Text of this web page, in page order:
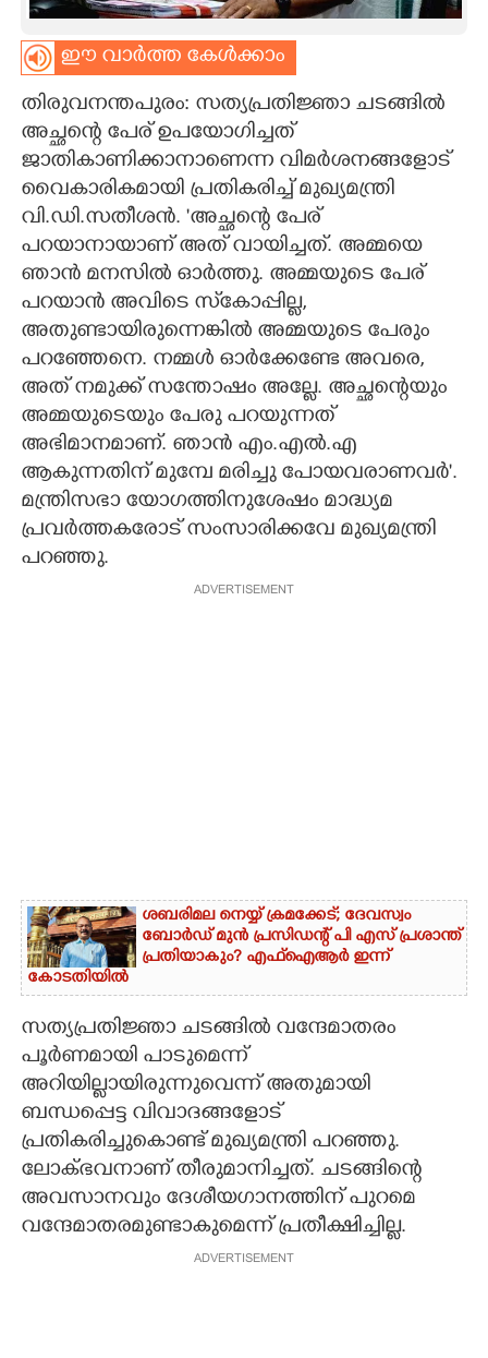
LITERATURE
ZOOM
CONTACT US
ഈ വാർത്ത കേൾക്കാം
തിരുവനന്തപുരം: സത്യപ്രതിജ്ഞാ ചടങ്ങിൽ
അച്ഛന്റെ പേര് ഉപയോഗിച്ചത്
ജാതികാണിക്കാനാണെന്ന വിമർശനങ്ങളോട്
വൈകാരികമായി പ്രതികരിച്ച് മുഖ്യമന്ത്രി
വി.ഡി.സതീശൻ. "അച്ഛന്റെ പേര്
പറയാനായാണ് അത് വായിച്ചത്. അമ്മയെ
ഞാൻ മനസിൽ ഓർത്തു. അമ്മയുടെ പേര്
പറയാൻ അവിടെ സ്‌കോപ്പില്ല,
അതുണ്ടായിരുന്നെങ്കിൽ അമ്മയുടെ പേരും
പറഞ്ഞേനെ. നമ്മൾ ഓർക്കേണ്ടേ അവരെ,
അത് നമുക്ക് സന്തോഷം അല്ലേ. അച്ഛന്റെയും
അമ്മയുടെയും പേരു പറയുന്നത്
അഭിമാനമാണ്. ഞാൻ എം.എൽ.എ
ആകുന്നതിന് മുമ്പേ മരിച്ചു പോയവരാണവർ".
മന്ത്രിസഭാ യോഗത്തിനുശേഷം മാദ്ധ്യമ
പ്രവർത്തകരോട് സംസാരിക്കവേ മുഖ്യമന്ത്രി
പറഞ്ഞു.
ADVERTISEMENT
ശബരിമല നെയ്യ് ക്രമക്കേട്; ദേവസ്വം
ബോർഡ് മുൻ പ്രസിഡന്റ് പി എസ് പ്രശാന്ത്
പ്രതിയാകും? എഫ്ഐആർ ഇന്ന്
കോടതിയിൽ
സത്യപ്രതിജ്ഞാ ചടങ്ങിൽ വന്ദേമാതരം
പൂർണമായി പാടുമെന്ന്
അറിയില്ലായിരുന്നുവെന്ന് അതുമായി
ബന്ധപ്പെട്ട വിവാദങ്ങളോട്
പ്രതികരിച്ചുകൊണ്ട് മുഖ്യമന്ത്രി പറഞ്ഞു.
ലോക്ഭവനാണ് തീരുമാനിച്ചത്. ചടങ്ങിന്റെ
അവസാനവും ദേശീയഗാനത്തിന് പുറമെ
വന്ദേമാതരമുണ്ടാകുമെന്ന് പ്രതീക്ഷിച്ചില്ല.
ADVERTISEMENT